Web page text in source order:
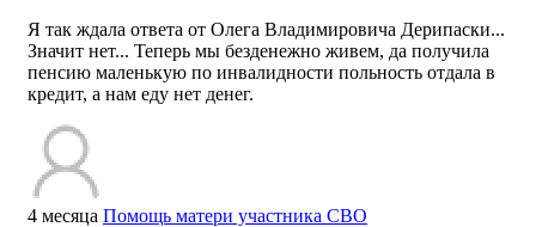
Я так ждала ответа от Олега Владимировича Дерипаски...
Значит нет... Теперь мы безденежно живем, да получила
пенсию маленькую по инвалидности польность отдала в
кредит, а нам еду нет денег.
4 месяца Помощь матери участника СВО